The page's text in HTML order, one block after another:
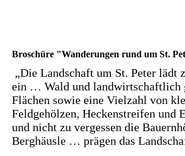
Broschüre "Wanderungen rund um St.
„Die Landschaft um St. Peter lädt
ein … Wald und landwirtschaftlich
Flächen sowie eine Vielzahl von
Feldgehölzen, Heckenstreifen und
und nicht zu vergessen die
Berghäusle … prägen das